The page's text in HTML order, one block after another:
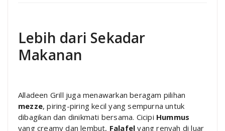
Lebih dari Sekadar
Makanan
Alladeen Grill juga menawarkan beragam pilihan
mezze, piring-piring kecil yang sempurna untuk
dibagikan dan dinikmati bersama. Cicipi Hummus
yang creamy dan lembut, Falafel yang renyah di luar